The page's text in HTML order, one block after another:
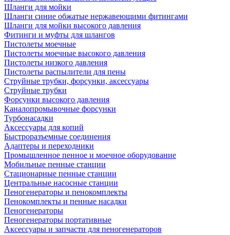
Шланги для мойки
Шланги синие обжатые нержавеющими фитингами
Шланги для мойки высокого давления
Фитинги и муфты для шлангов
Пистолеты моечные
Пистолеты моечные высокого давления
Пистолеты низкого давления
Пистолеты распылители для пены
Струйные трубки, форсунки, аксессуары
Струйные трубки
Форсунки высокого давления
Каналопромывочные форсунки
Турбонасадки
Аксессуары для копий
Быстроразъемные соединения
Адаптеры и переходники
Промышленное пенное и моечное оборудование
Мобильные пенные станции
Стационарные пенные станции
Центральные насосные станции
Пеногенераторы и пенокомплекты
Пенокомплекты и пенные насадки
Пеногенераторы
Пеногенераторы портативные
Аксессуары и запчасти для пеногенераторов